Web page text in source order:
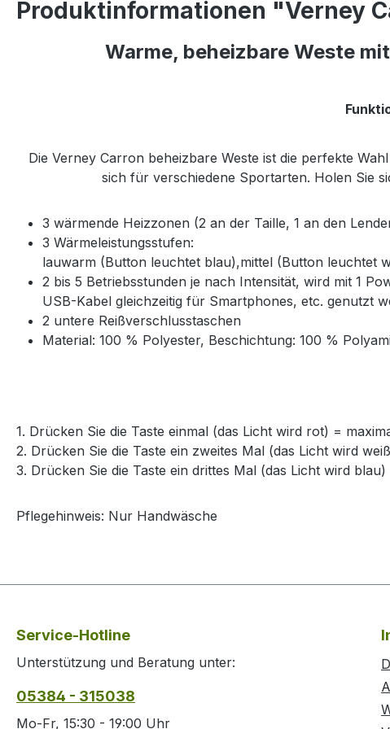
Produktinformationen "Verney
Warme, beheizbare Weste
Die Verney Carron beheizbare Weste ist die perfekte
sich für verschiedene Sportarten. Holen Sie
3 wärmende Heizzonen (2 an der Taille, 1 an den
3 Wärmeleistungsstufen:
lauwarm (Button leuchtet blau),mittel (Button leuchtet
2 bis 5 Betriebsstunden je nach Intensität, wird mit 1
USB-Kabel gleichzeitig für Smartphones, etc. genutzt
2 untere Reißverschlusstaschen
Material: 100 % Polyester, Beschichtung: 100 %
1. Drücken Sie die Taste einmal (das Licht wird rot) =
2. Drücken Sie die Taste ein zweites Mal (das Licht wird
3. Drücken Sie die Taste ein drittes Mal (das Licht wird
Pflegehinweis: Nur Handwäsche
Service-Hotline
Unterstützung und Beratung unter:
05384 - 315038
Mo-Fr, 15:30 - 19:00 Uhr